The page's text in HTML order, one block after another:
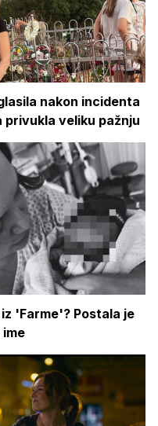
nakon incidenta
privukla veliku pažnju
'Farme'? Postala je
ime